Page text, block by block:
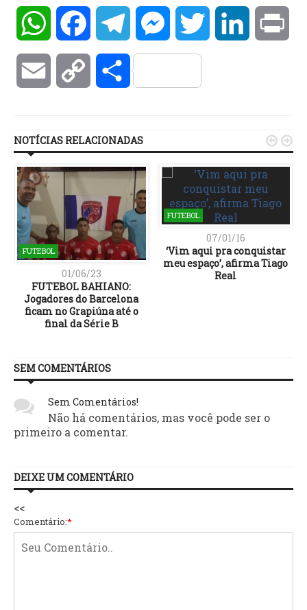
WhatsAppFacebookTelegramMessengerTwitter LinkedIn
Email Copy Compartilhar
NOTÍCIAS RELACIONADAS
FUTEBOL
01/06/23
FUTEBOL BAHIANO:
Jogadores do Barcelona
ficam no Grapiúna até o
final da Série B
FUTEBOL
07/01/16
‘Vim aqui pra conquistar
meu espaço’, afirma Tiago
Real
 
SEM COMENTÁRIOS
Sem Comentários!
Não há comentários, mas você pode ser o
primeiro a comentar.
DEIXE UM COMENTÁRIO
<<
Comentário:*